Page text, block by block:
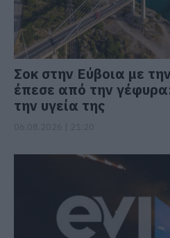
Σοκ στην Εύβοια με
έπεσε από την
την υγεία της